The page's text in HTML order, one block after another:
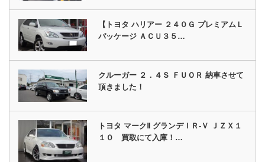
【トヨタ ハリアー ２４０Ｇ プレミアムＬ
パッケージ ＡＣＵ３５…
クルーガー ２．４Ｓ ＦＵＯＲ 納車させて
頂きました！
トヨタ マークⅡ グランデＩＲ‐Ｖ ＪＺＸ１
１０ 買取にて入庫！…